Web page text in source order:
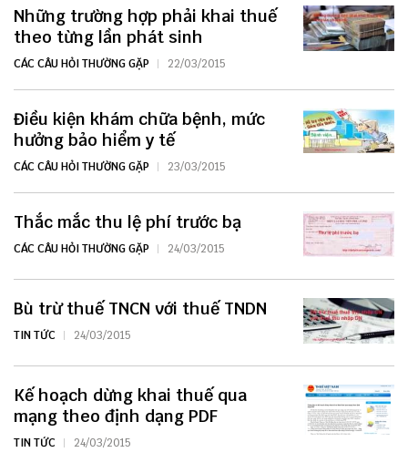
Những trường hợp phải khai thuế
theo từng lần phát sinh
CÁC CÂU HỎI THƯỜNG GẶP 22/03/2015
Điều kiện khám chữa bệnh, mức
hưởng bảo hiểm y tế
CÁC CÂU HỎI THƯỜNG GẶP 23/03/2015
Thắc mắc thu lệ phí trước bạ
CÁC CÂU HỎI THƯỜNG GẶP 24/03/2015
Bù trừ thuế TNCN với thuế TNDN
TIN TỨC 24/03/2015
Kế hoạch dừng khai thuế qua
mạng theo định dạng PDF
TIN TỨC 24/03/2015